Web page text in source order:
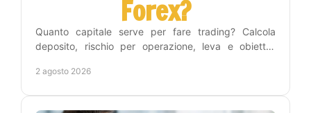
Forex?
Quanto capitale serve per fare trading? Calcola
deposito, rischio per operazione, leva e obiettivi
disciplina.
2 agosto 2026